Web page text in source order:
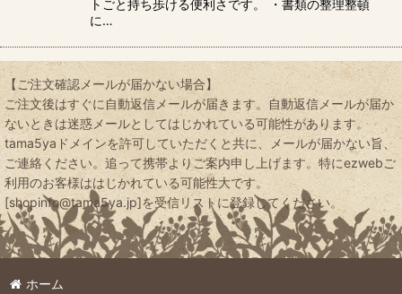
トごと持ち歩ける便利さです。 ・書類の整理整頓
に…
【ご注文確認メールが届かない場合】
ご注文後はすぐに自動返信メールが届きます。自動返信メールが届か
ないときは迷惑メールとしてはじかれている可能性があります。
tama5yaドメインを許可していただくと共に、メールが届かない旨、
ご連絡ください。追って携帯よりご案内申し上げます。特にezwebご
利用のお客様ははじかれている可能性大です。
[shopinfo@tama5ya.jp]を受信リストに登録してください。
ホーム